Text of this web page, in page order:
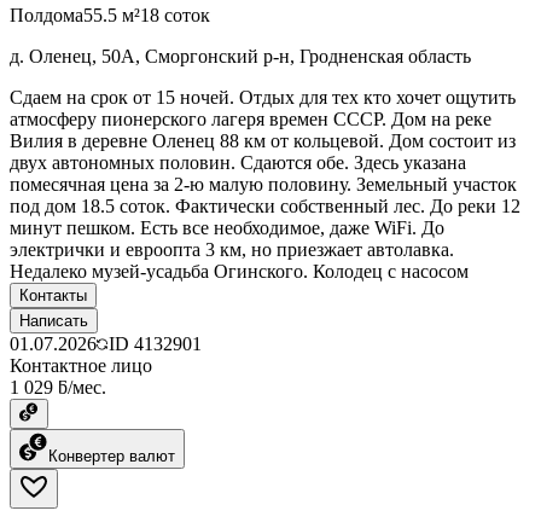
Полдома55.5 м²18 соток
д. Оленец, 50А, Сморгонский р-н, Гродненская область
Сдаем на срок от 15 ночей. Отдых для тех кто хочет ощутить
атмосферу пионерского лагеря времен СССР. Дом на реке
Вилия в деревне Оленец 88 км от кольцевой. Дом состоит из
двух автономных половин. Сдаются обе. Здесь указана
помесячная цена за 2-ю малую половину. Земельный участок
под дом 18.5 соток. Фактически собственный лес. До реки 12
минут пешком. Есть все необходимое, даже WiFi. До
электрички и евроопта 3 км, но приезжает автолавка.
Недалеко музей-усадьба Огинского. Колодец с насосом
Контакты
Написать
01.07.2026 ID 4132901
Контактное лицо
1 029 ƃ/мес.
Конвертер валют